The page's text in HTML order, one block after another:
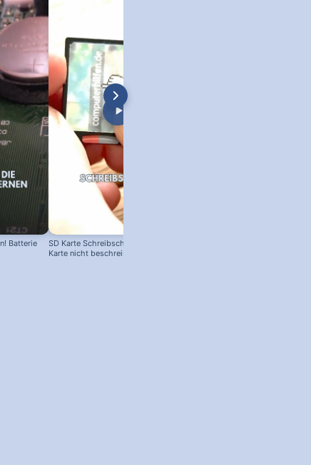
auf HDMI Converter
Batterie
SD Karte Schreibschutz austricksen:
Karte nicht beschreibbar?